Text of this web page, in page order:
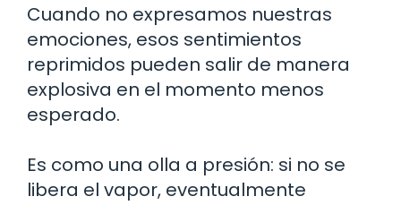
Cuando no expresamos nuestras
emociones, esos sentimientos
reprimidos pueden salir de manera
explosiva en el momento menos
esperado.
Es como una olla a presión: si no se
libera el vapor, eventualmente